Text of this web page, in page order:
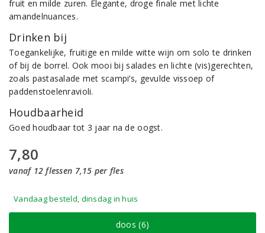
fruit en milde zuren. Elegante, droge finale met lichte
amandelnuances.
Drinken bij
Toegankelijke, fruitige en milde witte wijn om solo te drinken
of bij de borrel. Ook mooi bij salades en lichte (vis)gerechten,
zoals pastasalade met scampi’s, gevulde vissoep of
paddenstoelenravioli.
Houdbaarheid
Goed houdbaar tot 3 jaar na de oogst.
7,80
vanaf 12 flessen 7,15 per fles
Vandaag besteld, dinsdag in huis
doos (6)